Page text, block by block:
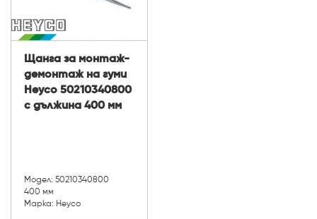
Щанга за монтаж-
демонтаж на гуми
Heyco 50210340800
с дължина 400 мм
Модел: 50210340800
400 мм
Марка: Heyco